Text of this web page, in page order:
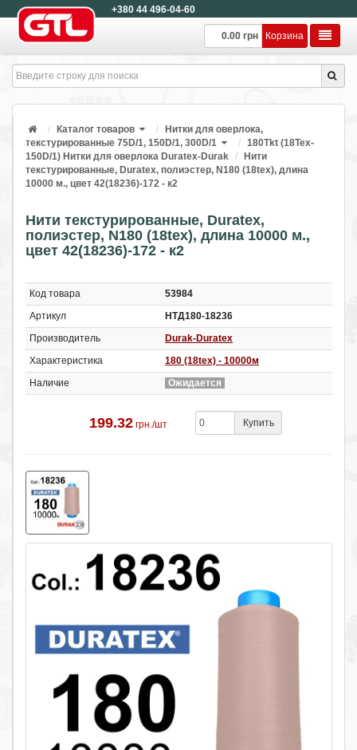
+380 44 496-04-60
0.00 грн Корзина
Каталог товаров
Нитки для оверлока,
текстурированные 75D/1, 150D/1, 300D/1
180Tkt (18Tex-
150D/1) Нитки для оверлока Duratex-Durak
Нити
текстурированные, Duratex, полиэстер, N180 (18tex), длина
10000 м., цвет 42(18236)-172 - к2
Нити текстурированные, Duratex,
полиэстер, N180 (18tex), длина 10000 м.,
цвет 42(18236)-172 - к2
Код товара
53984
Артикул
НТД180-18236
Производитель
Durak-Duratex
Характеристика
180 (18tex) - 10000м
Наличие
Ожидается
199.32 грн./шт Купить